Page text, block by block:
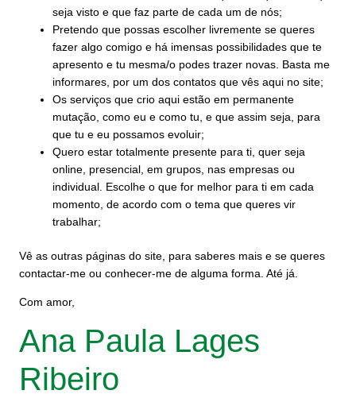
seja visto e que faz parte de cada um de nós;
Pretendo que possas escolher livremente se queres
fazer algo comigo e há imensas possibilidades que te
apresento e tu mesma/o podes trazer novas. Basta me
informares, por um dos contatos que vês aqui no site;
Os serviços que crio aqui estão em permanente
mutação, como eu e como tu, e que assim seja, para
que tu e eu possamos evoluir;
Quero estar totalmente presente para ti, quer seja
online, presencial, em grupos, nas empresas ou
individual. Escolhe o que for melhor para ti em cada
momento, de acordo com o tema que queres vir
trabalhar;
Vê as outras páginas do site, para saberes mais e se queres
contactar-me ou conhecer-me de alguma forma. Até já.
Com amor,
Ana Paula Lages
Ribeiro